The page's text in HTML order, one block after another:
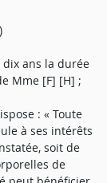
dix ans la durée
Mme [F] [H] ;
: « Toute
à ses intérêts
soit de
de